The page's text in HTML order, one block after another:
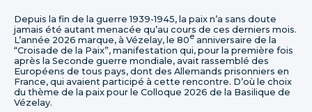
Depuis la fin de la guerre 1939-1945, la paix n’a sans doute
jamais été autant menacée qu’au cours de ces derniers mois.
L’année 2026 marque, à Vézelay, le 80e anniversaire de la
“Croisade de la Paix”, manifestation qui, pour la première fois
après la Seconde guerre mondiale, avait rassemblé des
Européens de tous pays, dont des Allemands prisonniers en
France, qui avaient participé à cette rencontre. D’où le choix
du thème de la paix pour le Colloque 2026 de la Basilique de
Vézelay.